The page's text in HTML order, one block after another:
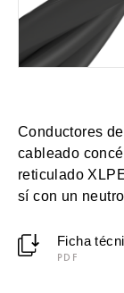
Conductores
cableado
reticulado
sí con un
Ficha
PDF